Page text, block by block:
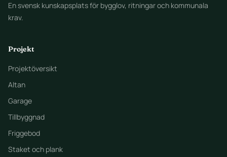
En svensk kunskapsplats för bygglov, ritningar och kommunala
krav.
Projekt
Projektöversikt
Altan
Garage
Tillbyggnad
Friggebod
Staket och plank